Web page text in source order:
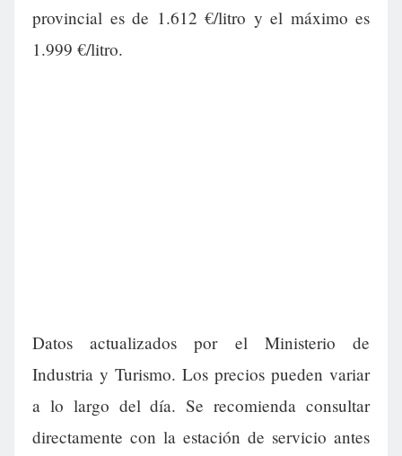
provincial es de 1.612 €/litro y el máximo es
1.999 €/litro.
Datos actualizados por el Ministerio de
Industria y Turismo. Los precios pueden variar
a lo largo del día. Se recomienda consultar
directamente con la estación de servicio antes